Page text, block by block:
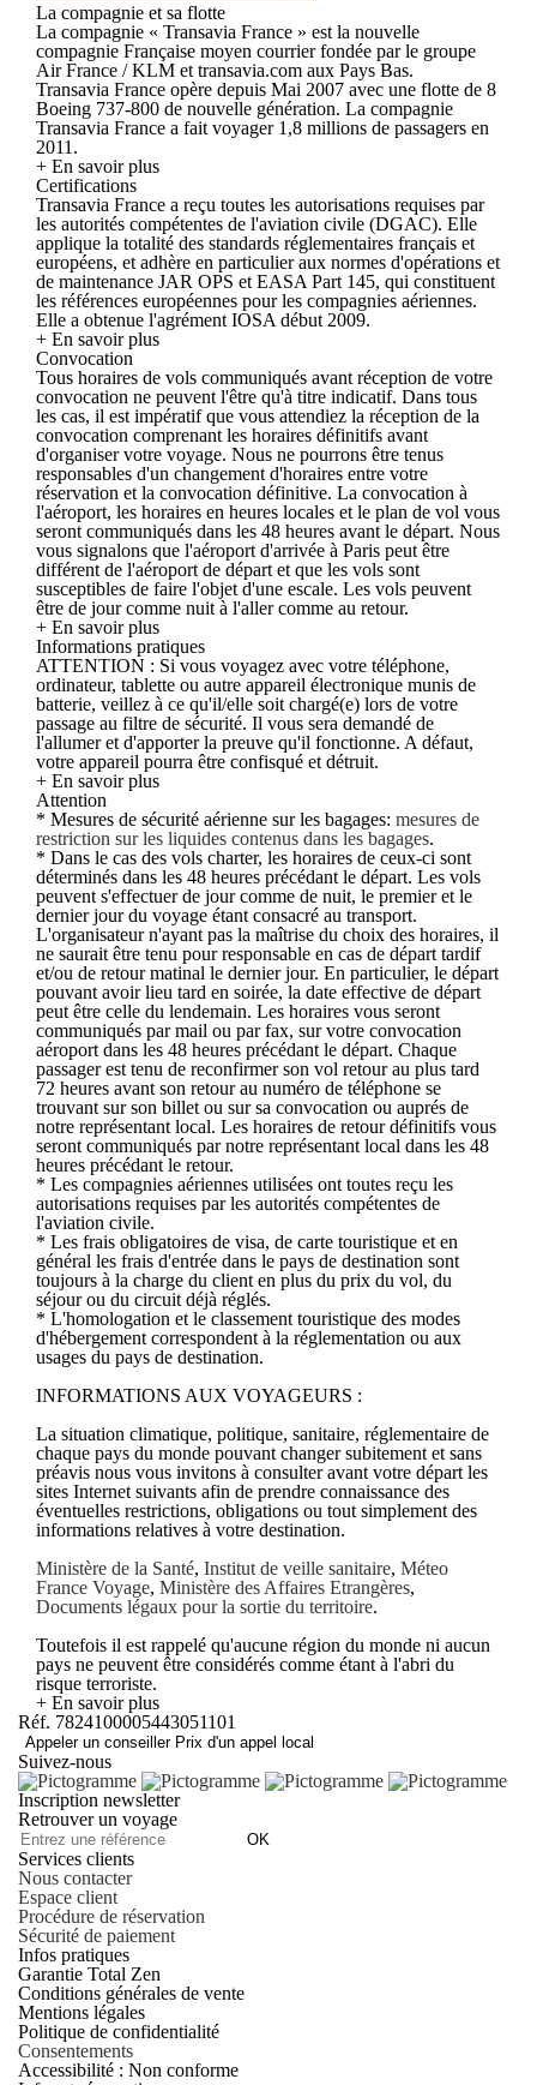
La compagnie et sa flotte
La compagnie « Transavia France » est la nouvelle
compagnie Française moyen courrier fondée par le groupe
Air France / KLM et transavia.com aux Pays Bas.
Transavia France opère depuis Mai 2007 avec une flotte de 8
Boeing 737-800 de nouvelle génération. La compagnie
Transavia France a fait voyager 1,8 millions de passagers en
2011.
+ En savoir plus
Certifications
Transavia France a reçu toutes les autorisations requises par
les autorités compétentes de l'aviation civile (DGAC). Elle
applique la totalité des standards réglementaires français et
européens, et adhère en particulier aux normes d'opérations et
de maintenance JAR OPS et EASA Part 145, qui constituent
les références européennes pour les compagnies aériennes.
Elle a obtenue l'agrément IOSA début 2009.
+ En savoir plus
Convocation
Tous horaires de vols communiqués avant réception de votre
convocation ne peuvent l'être qu'à titre indicatif. Dans tous
les cas, il est impératif que vous attendiez la réception de la
convocation comprenant les horaires définitifs avant
d'organiser votre voyage. Nous ne pourrons être tenus
responsables d'un changement d'horaires entre votre
réservation et la convocation définitive. La convocation à
l'aéroport, les horaires en heures locales et le plan de vol vous
seront communiqués dans les 48 heures avant le départ. Nous
vous signalons que l'aéroport d'arrivée à Paris peut être
différent de l'aéroport de départ et que les vols sont
susceptibles de faire l'objet d'une escale. Les vols peuvent
être de jour comme nuit à l'aller comme au retour.
+ En savoir plus
Informations pratiques
ATTENTION : Si vous voyagez avec votre téléphone,
ordinateur, tablette ou autre appareil électronique munis de
batterie, veillez à ce qu'il/elle soit chargé(e) lors de votre
passage au filtre de sécurité. Il vous sera demandé de
l'allumer et d'apporter la preuve qu'il fonctionne. A défaut,
votre appareil pourra être confisqué et détruit.
+ En savoir plus
Attention
* Mesures de sécurité aérienne sur les bagages: mesures de
restriction sur les liquides contenus dans les bagages.
* Dans le cas des vols charter, les horaires de ceux-ci sont
déterminés dans les 48 heures précédant le départ. Les vols
peuvent s'effectuer de jour comme de nuit, le premier et le
dernier jour du voyage étant consacré au transport.
L'organisateur n'ayant pas la maîtrise du choix des horaires, il
ne saurait être tenu pour responsable en cas de départ tardif
et/ou de retour matinal le dernier jour. En particulier, le départ
pouvant avoir lieu tard en soirée, la date effective de départ
peut être celle du lendemain. Les horaires vous seront
communiqués par mail ou par fax, sur votre convocation
aéroport dans les 48 heures précédant le départ. Chaque
passager est tenu de reconfirmer son vol retour au plus tard
72 heures avant son retour au numéro de téléphone se
trouvant sur son billet ou sur sa convocation ou auprés de
notre représentant local. Les horaires de retour définitifs vous
seront communiqués par notre représentant local dans les 48
heures précédant le retour.
* Les compagnies aériennes utilisées ont toutes reçu les
autorisations requises par les autorités compétentes de
l'aviation civile.
* Les frais obligatoires de visa, de carte touristique et en
général les frais d'entrée dans le pays de destination sont
toujours à la charge du client en plus du prix du vol, du
séjour ou du circuit déjà réglés.
* L'homologation et le classement touristique des modes
d'hébergement correspondent à la réglementation ou aux
usages du pays de destination.
INFORMATIONS AUX VOYAGEURS :
La situation climatique, politique, sanitaire, réglementaire de
chaque pays du monde pouvant changer subitement et sans
préavis nous vous invitons à consulter avant votre départ les
sites Internet suivants afin de prendre connaissance des
éventuelles restrictions, obligations ou tout simplement des
informations relatives à votre destination.
Ministère de la Santé, Institut de veille sanitaire, Méteo
France Voyage, Ministère des Affaires Etrangères,
Documents légaux pour la sortie du territoire.
Toutefois il est rappelé qu'aucune région du monde ni aucun
pays ne peuvent être considérés comme étant à l'abri du
risque terroriste.
+ En savoir plus
Réf. 7824100005443051101
Appeler un conseiller Prix d'un appel local
Suivez-nous
Inscription newsletter
Retrouver un voyage
OK
Services clients
Nous contacter
Espace client
Procédure de réservation
Sécurité de paiement
Infos pratiques
Garantie Total Zen
Conditions générales de vente
Mentions légales
Politique de confidentialité
Consentements
Accessibilité : Non conforme